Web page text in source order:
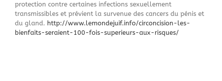
protection contre certaines infections sexuellement
transmissibles et prévient la survenue des cancers du pénis et
du gland. http://www.lemondejuif.info/circoncision-les-
bienfaits-seraient-100-fois-superieurs-aux-risques/